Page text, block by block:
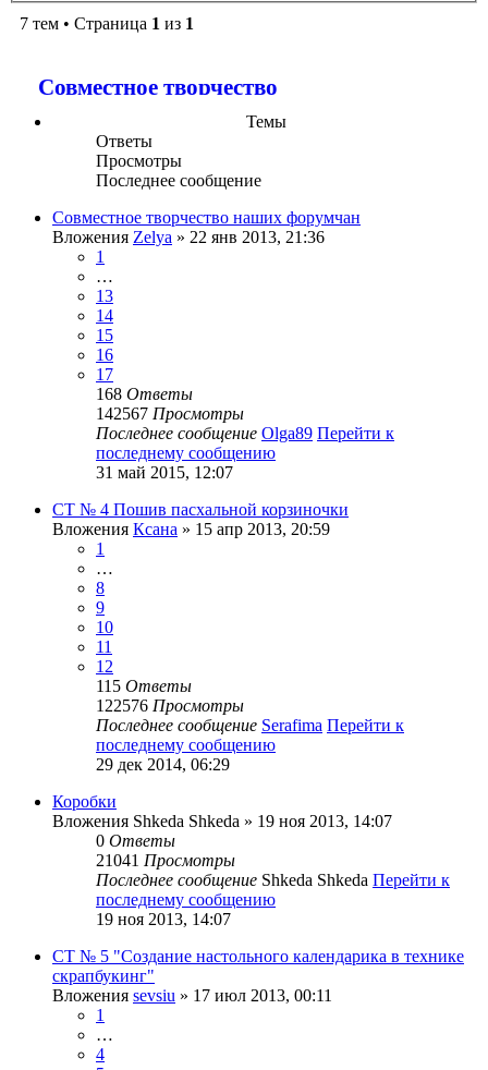
7 тем • Страница 1 из 1
Совместное творчество
Темы
Ответы
Просмотры
Последнее сообщение
Совместное творчество наших форумчан
Вложения Zelya » 22 янв 2013, 21:36
1
…
13
14
15
16
17
168 Ответы
142567 Просмотры
Последнее сообщение Olga89 Перейти к
последнему сообщению
31 май 2015, 12:07
СТ № 4 Пошив пасхальной корзиночки
Вложения Ксана » 15 апр 2013, 20:59
1
…
8
9
10
11
12
115 Ответы
122576 Просмотры
Последнее сообщение Serafima Перейти к
последнему сообщению
29 дек 2014, 06:29
Коробки
Вложения Shkeda Shkeda » 19 ноя 2013, 14:07
0 Ответы
21041 Просмотры
Последнее сообщение Shkeda Shkeda Перейти к
последнему сообщению
19 ноя 2013, 14:07
СТ № 5 "Создание настольного календарика в технике
скрапбукинг"
Вложения sevsiu » 17 июл 2013, 00:11
1
…
4